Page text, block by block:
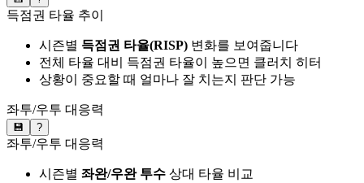
득점권 타율 추이
시즌별 득점권 타율(RISP) 변화를 보여줍니다
전체 타율 대비 득점권 타율이 높으면 클러치 히터
상황이 중요할 때 얼마나 잘 치는지 판단 가능
좌투/우투 대응력
💾 ?
좌투/우투 대응력
시즌별 좌완/우완 투수 상대 타율 비교